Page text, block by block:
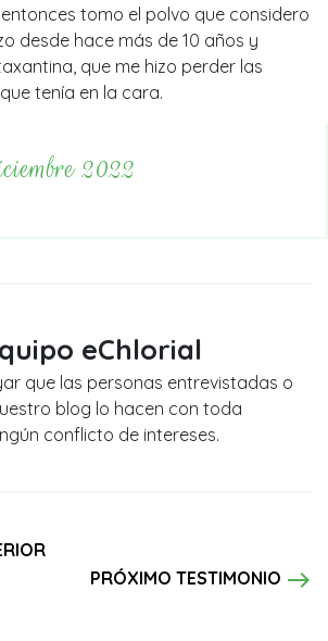
tomo el polvo que considero
desde hace más de 10 años y
que me hizo perder las
tenía en la cara.
2022
eChlorial
que las personas entrevistadas o
blog lo hacen con toda
conflicto de intereses.
PRÓXIMO TESTIMONIO east